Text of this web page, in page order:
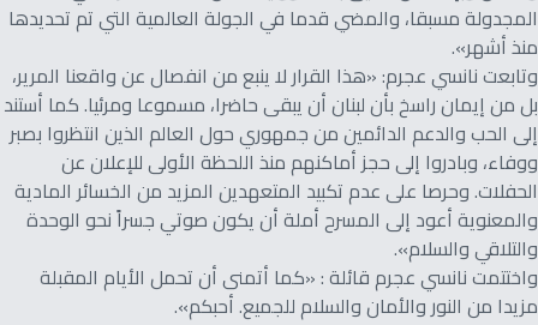
المجدولة مسبقا، والمضي قدما في الجولة العالمية التي تم تحديدها
منذ أشهر».
وتابعت نانسي عجرم: «هذا القرار لا ينبع من انفصال عن واقعنا المرير،
بل من إيمان راسخ بأن لبنان أن يبقى حاضرا، مسموعا ومرئيا. كما أستند
إلى الحب والدعم الدائمين من جمهوري حول العالم الذين انتظروا بصبر
ووفاء، وبادروا إلى حجز أماكنهم منذ اللحظة الأولى للإعلان عن
الحفلات. وحرصا على عدم تكبيد المتعهدين المزيد من الخسائر المادية
والمعنوية أعود إلى المسرح أملة أن يكون صوتي جسراً نحو الوحدة
والتلاقي والسلام».
واختتمت نانسي عجرم قائلة : «كما أتمنى أن تحمل الأيام المقبلة
مزيدا من النور والأمان والسلام للجميع. أحبكم».